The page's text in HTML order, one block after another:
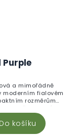
Purple
Do košíku
a mimořádně
moderním fialovém
rozměrům
pro každodenní